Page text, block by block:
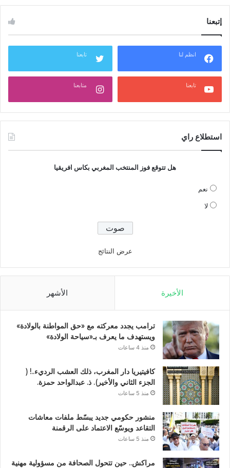
إتبعنا
انظم لنا تابعنا
تابعنا متابعنا
استطلاع راي
هل تتوقع فوز المنتخب المغربي بكاس افريقيا
نعم
لا
عرض النتائج
الأخيرة الأشهر
ترامب يجدد معركته مع «حق المواطنة بالولادة»
ويستهدف ما يعرف بـ«سياحة الولادة»
منذ 4 ساعات
كافيتيريا دار المغرب، ذلك العشب الرديء..! (
الجزء الثاني والأخير). ذ. عبدالواحد حمزة.
منذ 5 ساعات
منشور حكومي جديد يبسّط ملفات معاشات
التقاعد ويوسّع الاعتماد على الرقمنة
منذ 5 ساعات
مراكش.. حين تتحول الصحافة من مسؤولية مهنية